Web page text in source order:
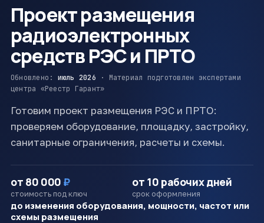
Проект размещения
радиоэлектронных
средств РЭС и ПРТО
Обновлено: июль 2026 · Материал подготовлен экспертами
центра «Реестр Гарант»
Готовим проект размещения РЭС и ПРТО:
проверяем оборудование, площадку, застройку,
санитарные ограничения, расчеты и схемы.
от 80 000 ₽
стоимость под ключ
от 10 рабочих дней
срок оформления
до изменения оборудования, мощности, частот или
схемы размещения